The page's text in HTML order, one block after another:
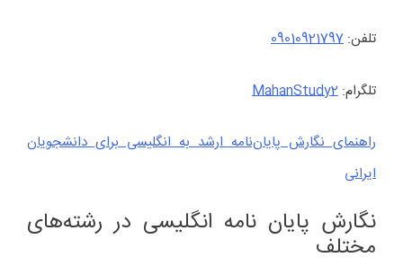
تلفن: 09010921797
تلگرام: MahanStudy2
راهنمای نگارش پایان‌نامه ارشد به انگلیسی برای دانشجویان
ایرانی
نگارش پایان نامه انگلیسی در رشته‌های
مختلف